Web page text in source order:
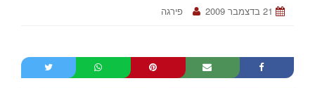
21 בדצמבר 2009 פירגה